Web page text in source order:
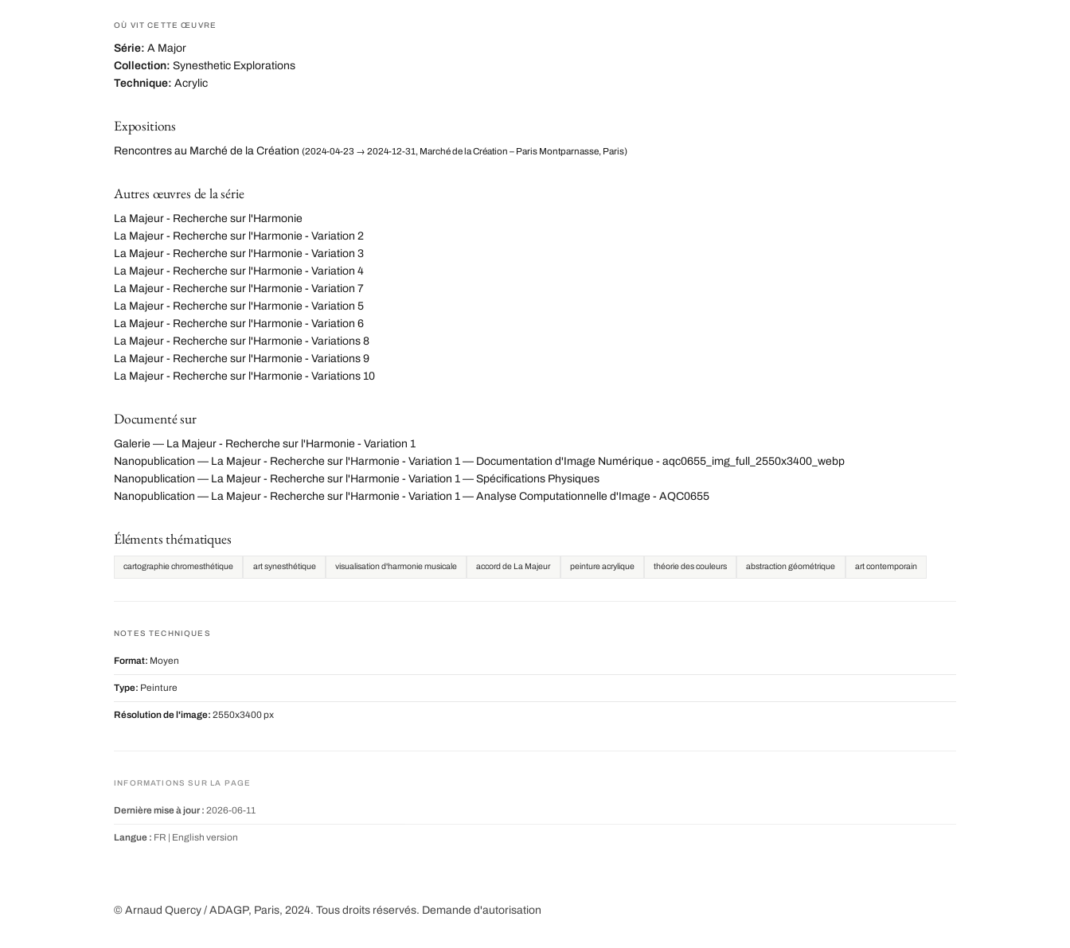
OÙ VIT CETTE ŒUVRE
Série: A Major
Collection: Synesthetic Explorations
Technique: Acrylic
Expositions
Rencontres au Marché de la Création (2024-04-23 → 2024-12-31, Marché de la Création – Paris Montparnasse, Paris)
Autres œuvres de la série
La Majeur - Recherche sur l'Harmonie
La Majeur - Recherche sur l'Harmonie - Variation 2
La Majeur - Recherche sur l'Harmonie - Variation 3
La Majeur - Recherche sur l'Harmonie - Variation 4
La Majeur - Recherche sur l'Harmonie - Variation 7
La Majeur - Recherche sur l'Harmonie - Variation 5
La Majeur - Recherche sur l'Harmonie - Variation 6
La Majeur - Recherche sur l'Harmonie - Variations 8
La Majeur - Recherche sur l'Harmonie - Variations 9
La Majeur - Recherche sur l'Harmonie - Variations 10
Documenté sur
Galerie — La Majeur - Recherche sur l'Harmonie - Variation 1
Nanopublication — La Majeur - Recherche sur l'Harmonie - Variation 1 — Documentation d'Image Numérique - aqc0655_img_full_2550x3400_webp
Nanopublication — La Majeur - Recherche sur l'Harmonie - Variation 1 — Spécifications Physiques
Nanopublication — La Majeur - Recherche sur l'Harmonie - Variation 1 — Analyse Computationnelle d'Image - AQC0655
Éléments thématiques
cartographie chromesthétique art synesthétique visualisation d'harmonie musicale accord de La Majeur peinture acrylique théorie des couleurs abstraction géométrique art contemporain
NOTES TECHNIQUES
Format: Moyen
Type: Peinture
Résolution de l'image: 2550x3400 px
INFORMATIONS SUR LA PAGE
Dernière mise à jour : 2026-06-11
Langue : FR | English version
© Arnaud Quercy / ADAGP, Paris, 2024. Tous droits réservés. Demande d'autorisation